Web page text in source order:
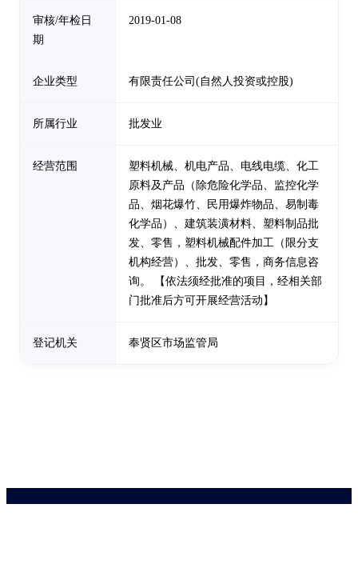
审核/年检日
期
2019-01-08
企业类型 有限责任公司(自然人投资或控股)
所属行业 批发业
经营范围
塑料机械、机电产品、电线电缆、化工
原料及产品（除危险化学品、监控化学
品、烟花爆竹、民用爆炸物品、易制毒
化学品）、建筑装潢材料、塑料制品批
发、零售，塑料机械配件加工（限分支
机构经营）、批发、零售，商务信息咨
询。 【依法须经批准的项目，经相关部
门批准后方可开展经营活动】
登记机关 奉贤区市场监管局